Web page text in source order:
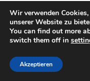
Wir verwenden
unserer Website zu
You can find out more
switch them off in
Akzeptieren